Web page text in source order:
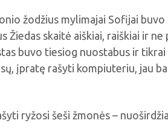
žodžius mylimajai Sofijai
Žiedas skaitė aiškiai, raiškiai ir ne
buvo tiesiog nuostabus ir tikrai
įpratę rašyti kompiuteriu, jau
ryžosi šeši žmonės –